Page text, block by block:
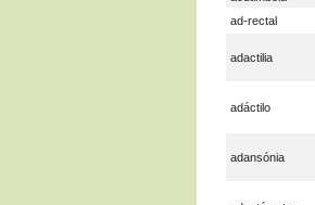
ad-rectal
adactilia
adáctilo
adansónia